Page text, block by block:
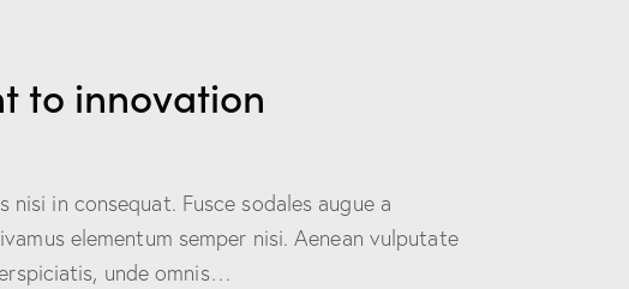
to innovation
in consequat. Fusce sodales augue a
elementum semper nisi. Aenean vulputate
unde omnis…